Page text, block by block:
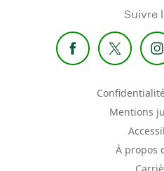
Suivre
Mentions
À propos